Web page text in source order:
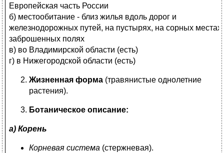
Европейская часть России
б) местообитание - близ жилья вдоль дорог и
железнодорожных путей, на пустырях, на сорных местах
заброшенных полях
в) во Владимирской области (есть)
г) в Нижегородской области (есть)
Жизненная форма (травянистые однолетние
растения).
Ботаническое описание:
а) Корень
Корневая система (стержневая).